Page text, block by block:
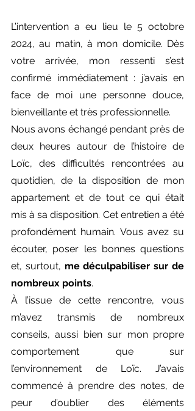
L’intervention a eu lieu le 5 octobre
2024, au matin, à mon domicile. Dès
votre arrivée, mon ressenti s’est
confirmé immédiatement : j’avais en
face de moi une personne douce,
bienveillante et très professionnelle.
Nous avons échangé pendant près de
deux heures autour de l’histoire de
Loïc, des difficultés rencontrées au
quotidien, de la disposition de mon
appartement et de tout ce qui était
mis à sa disposition. Cet entretien a été
profondément humain. Vous avez su
écouter, poser les bonnes questions
et, surtout, me déculpabiliser sur de
nombreux points.
À l’issue de cette rencontre, vous
m’avez transmis de nombreux
conseils, aussi bien sur mon propre
comportement que sur
l’environnement de Loïc. J’avais
commencé à prendre des notes, de
peur d’oublier des éléments